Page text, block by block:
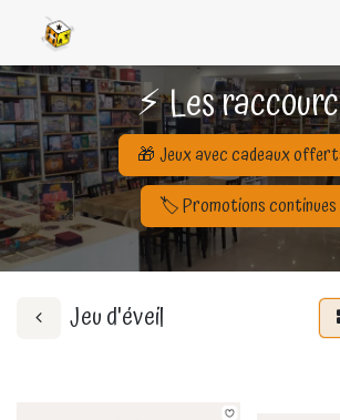
⚡ Les
🎁 Jeux avec cadeaux
🏷️ Promotions continues
Jeu d'éveil